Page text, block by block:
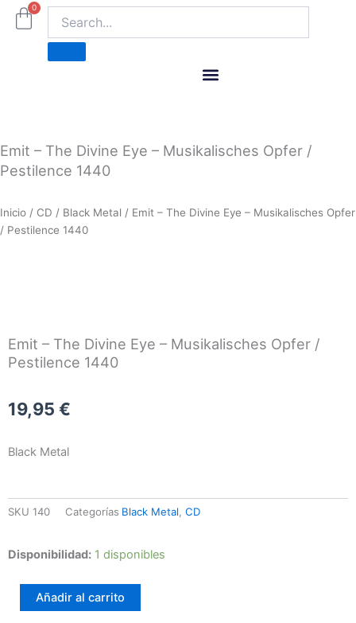
contenido
0
Carrito
Emit – The Divine Eye – Musikalisches Opfer /
Pestilence 1440
Inicio / CD / Black Metal / Emit – The Divine Eye – Musikalisches Opfer
/ Pestilence 1440
Emit – The Divine Eye – Musikalisches Opfer /
Pestilence 1440
19,95 €
Black Metal
SKU 140 Categorías Black Metal, CD
Disponibilidad: 1 disponibles
Emit
The
Divine
Eye
Añadir al carrito